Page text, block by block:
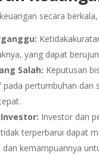
secara
yang dapat
Salah: Keputusan
pertumbuhan dan
Investor dan
terperbarui dapat
kemampuannya